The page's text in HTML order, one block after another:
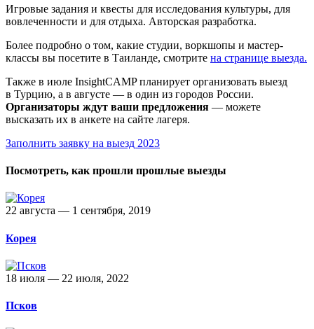
Игровые задания и квесты для исследования культуры, для
вовлеченности и для отдыха. Авторская разработка.
Более подробно о том, какие студии, воркшопы и мастер-
классы вы посетите в Таиланде, смотрите на странице выезда.
Также в июле InsightCAMP планирует организовать выезд
в Турцию, а в августе — в один из городов России.
Организаторы ждут ваши предложения — можете
высказать их в анкете на сайте лагеря.
Заполнить заявку на выезд 2023
Посмотреть, как прошли прошлые выезды
22 августа — 1 сентября, 2019
Корея
18 июля — 22 июля, 2022
Псков